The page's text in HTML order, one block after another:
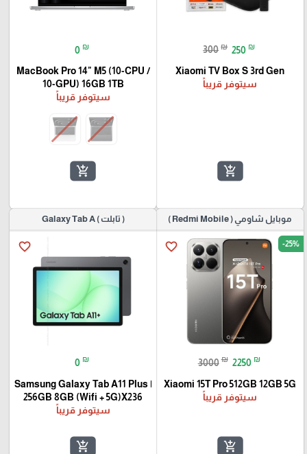
300 ₪ 250 ₪
Xiaomi TV Box S 3rd Gen
سيتوفر قريباً
add_shopping_cart
0 ₪
MacBook Pro 14" M5 (10-CPU /
10-GPU) 16GB 1TB
سيتوفر قريباً
add_shopping_cart
موبايل شاومي ( Redmi Mobile )
favorite_border -25%
3000 ₪ 2250 ₪
Xiaomi 15T Pro 512GB 12GB 5G
سيتوفر قريباً
add_shopping_cart
( تابلت ) Galaxy Tab A
favorite_border
0 ₪
Samsung Galaxy Tab A11 Plus |
256GB 8GB (Wifi + 5G)X236
سيتوفر قريباً
add_shopping_cart